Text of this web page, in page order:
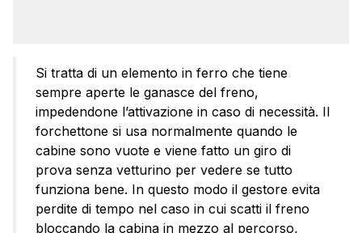
Si tratta di un elemento in ferro che tiene
sempre aperte le ganasce del freno,
impedendone l’attivazione in caso di necessità. Il
forchettone si usa normalmente quando le
cabine sono vuote e viene fatto un giro di
prova senza vetturino per vedere se tutto
funziona bene. In questo modo il gestore evita
perdite di tempo nel caso in cui scatti il freno
bloccando la cabina in mezzo al percorso,